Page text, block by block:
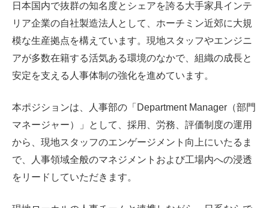
日本国内で抜群の知名度とシェアを誇る大手家具インテ
リア企業の自社製造法人として、ホーチミン近郊に大規
模な生産拠点を構えています。現地スタッフやエンジニ
アが多数在籍する活気ある環境のなかで、組織の成長と
安定を支える人事体制の強化を進めています。
本ポジションは、人事部の「Department Manager（部門
マネージャー）」として、採用、労務、評価制度の運用
から、現地スタッフのエンゲージメント向上にいたるま
で、人事領域全般のマネジメントおよび工場内への浸透
をリードしていただきます。